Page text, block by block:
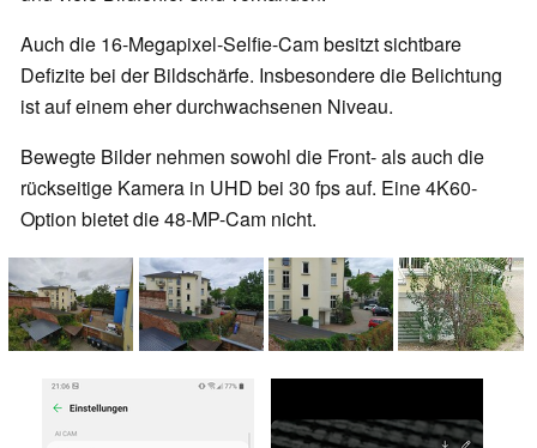
Auch die 16-Megapixel-Selfie-Cam besitzt sichtbare
Defizite bei der Bildschärfe. Insbesondere die Belichtung
ist auf einem eher durchwachsenen Niveau.
Bewegte Bilder nehmen sowohl die Front- als auch die
rückseitige Kamera in UHD bei 30 fps auf. Eine 4K60-
Option bietet die 48-MP-Cam nicht.